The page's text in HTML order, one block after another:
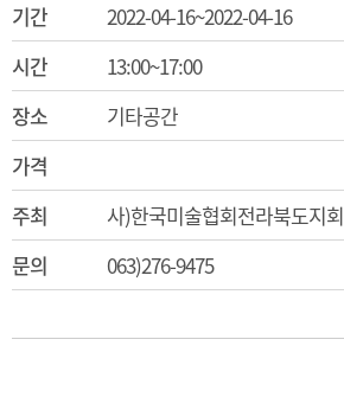
기간
2022-04-16~2022-04-16
시간
13:00~17:00
장소
기타공간
가격
주최
사)한국미술협회전라북도지회
문의
063)276-9475